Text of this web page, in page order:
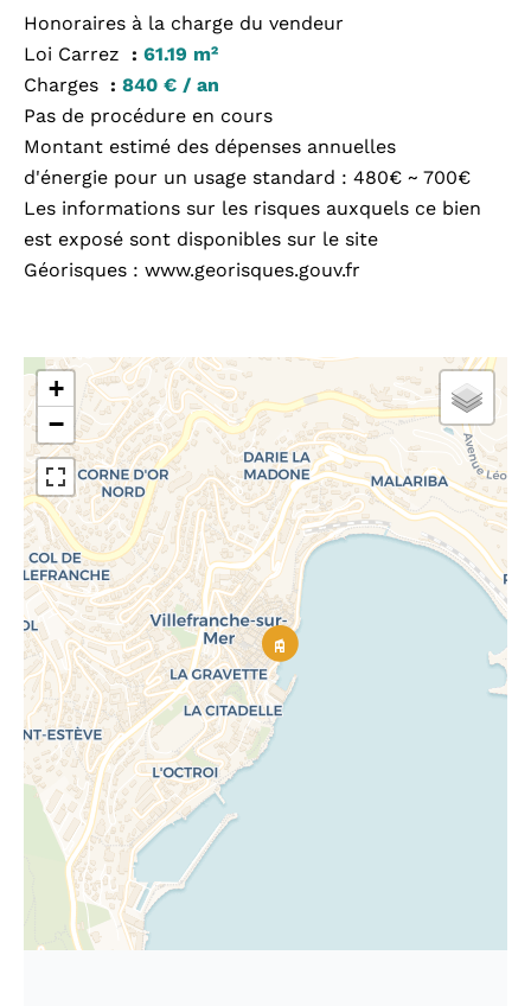
Honoraires à la charge du vendeur
Loi Carrez
61.19 m²
Charges
840 € / an
Pas de procédure en cours
Montant estimé des dépenses annuelles
d'énergie pour un usage standard : 480€ ~ 700€
Les informations sur les risques auxquels ce bien
est exposé sont disponibles sur le site
Géorisques : www.georisques.gouv.fr
+
−